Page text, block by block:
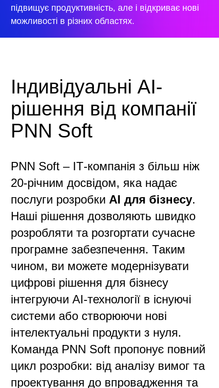
підвищує продуктивність, але і відкриває нові
можливості в різних областях.
Індивідуальні AI-
рішення від компанії
PNN Soft
PNN Soft – ІТ-компанія з більш ніж
20-річним досвідом, яка надає
послуги розробки AI для бізнесу.
Наші рішення дозволяють швидко
розробляти та розгортати сучасне
програмне забезпечення. Таким
чином, ви можете модернізувати
цифрові рішення для бізнесу
інтегруючи AI-технології в існуючі
системи або створюючи нові
інтелектуальні продукти з нуля.
Команда PNN Soft пропонує повний
цикл розробки: від аналізу вимог та
проектування до впровадження та